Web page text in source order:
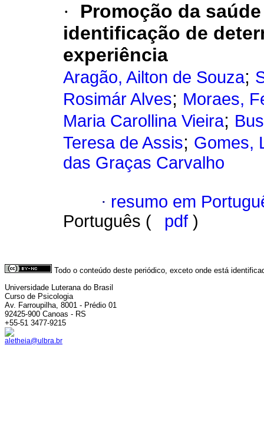
·
Promoção da
identificação de
experiência
Aragão, Ailton de Souza;
Rosimár Alves; Moraes,
Maria Carollina Vieira;
Teresa de Assis; Gomes,
das Graças Carvalho
· resumo em
Português (
pdf )
Todo o conteúdo deste periódico, exceto onde está
Universidade Luterana do Brasil
Curso de Psicologia
Av. Farroupilha, 8001 - Prédio 01
92425-900 Canoas - RS
+55-51 3477-9215
aletheia@ulbra.br